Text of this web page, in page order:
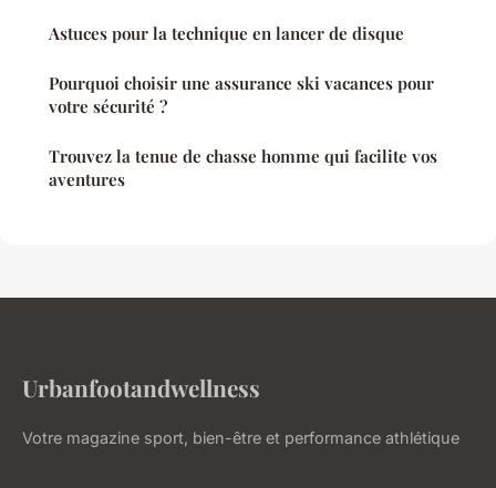
Astuces pour la technique en lancer de disque
Pourquoi choisir une assurance ski vacances pour
votre sécurité ?
Trouvez la tenue de chasse homme qui facilite vos
aventures
Urbanfootandwellness
Votre magazine sport, bien-être et performance athlétique